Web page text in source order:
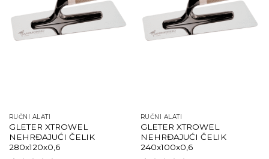
RUČNI ALATI
GLETER XTROWEL
NEHRĐAJUĆI ČELIK
280x120x0,6
RUČNI ALATI
GLETER XTROWEL
NEHRĐAJUĆI ČELIK
240x100x0,6